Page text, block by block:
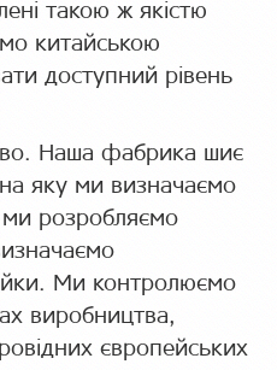
такою ж якістю
китайською
доступний рівень
Наша фабрика шиє
яку ми визначаємо
ми розробляємо
Ми контролюємо
виробництва,
європейських